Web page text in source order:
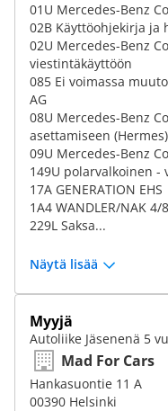
01U Mercedes-Benz
02B Käyttöohjekirja ja
02U Mercedes-Benz
viestintäkäyttöön
085 Ei voimassa
AG
08U Mercedes-Benz
asettamiseen (Hermes)
09U Mercedes-Benz
149U polarvalkoinen -
17A GENERATION EHS
1A4 WANDLER/NAK 4/
229L Saksa...
Näytä lisää
Myyjä
Autoliike Jäsenenä 5
Mad For Cars
Hankasuontie 11 A
00390 Helsinki